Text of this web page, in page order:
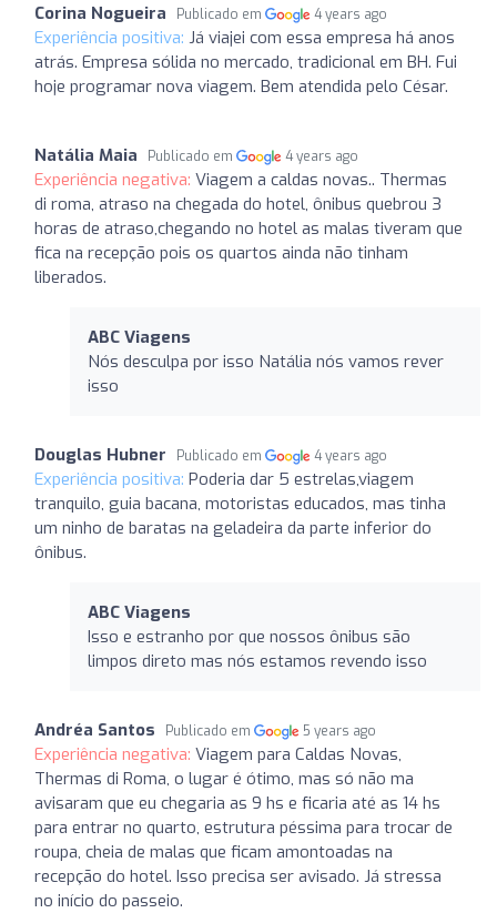
Corina Nogueira Publicado em 4 years ago
Experiência positiva: Já viajei com essa empresa há anos
atrás. Empresa sólida no mercado, tradicional em BH. Fui
hoje programar nova viagem. Bem atendida pelo César.
Natália Maia Publicado em 4 years ago
Experiência negativa: Viagem a caldas novas.. Thermas
di roma, atraso na chegada do hotel, ônibus quebrou 3
horas de atraso,chegando no hotel as malas tiveram que
fica na recepção pois os quartos ainda não tinham
liberados.
ABC Viagens
Nós desculpa por isso Natália nós vamos rever
isso
Douglas Hubner Publicado em 4 years ago
Experiência positiva: Poderia dar 5 estrelas,viagem
tranquilo, guia bacana, motoristas educados, mas tinha
um ninho de baratas na geladeira da parte inferior do
ônibus.
ABC Viagens
Isso e estranho por que nossos ônibus são
limpos direto mas nós estamos revendo isso
Andréa Santos Publicado em 5 years ago
Experiência negativa: Viagem para Caldas Novas,
Thermas di Roma, o lugar é ótimo, mas só não ma
avisaram que eu chegaria as 9 hs e ficaria até as 14 hs
para entrar no quarto, estrutura péssima para trocar de
roupa, cheia de malas que ficam amontoadas na
recepção do hotel. Isso precisa ser avisado. Já stressa
no início do passeio.